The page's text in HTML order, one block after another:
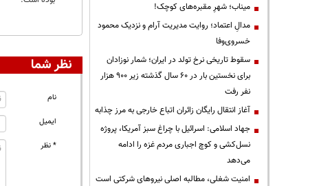
نظر شما
نام
ایمیل
* نظر
میناب؛ شهرِ مقبره‌های کوچک!
مدالِ اعتماد؛ روایت مدیریت آرام و نزدیک محمود
خسروی‌وفا
سقوط تاریخی نرخ تولد در ایران؛ شمار نوزادان
برای نخستین بار در ۶۰ سال گذشته زیر ۹۰۰ هزار
نفر رفت
آغاز انتقال رایگان زائران اتباع خارجی به مرز چذابه
جهاد اسلامی: اسرائیل با چراغ سبز آمریکا، پروژه
نسل‌کشی و کوچ اجباری مردم غزه را ادامه
می‌دهد
‌امنیت شغلی، مطالبه اصلی نیروهای شرکتی است